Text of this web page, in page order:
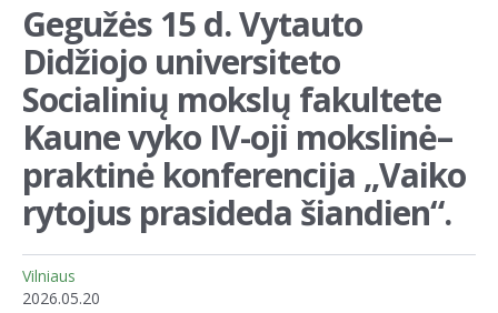
Gegužės 15 d. Vytauto
Didžiojo universiteto
Socialinių mokslų fakultete
Kaune vyko IV-oji mokslinė–
praktinė konferencija „Vaiko
rytojus prasideda šiandien“.
Vilniaus
2026.05.20